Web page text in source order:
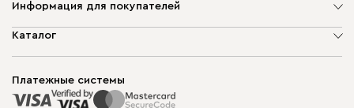
Информация для покупателей
О компании
Способы оплаты
Рассрочка и кредит
Каталог
Корпусная мебель
Распродажа мебели
Платежные системы